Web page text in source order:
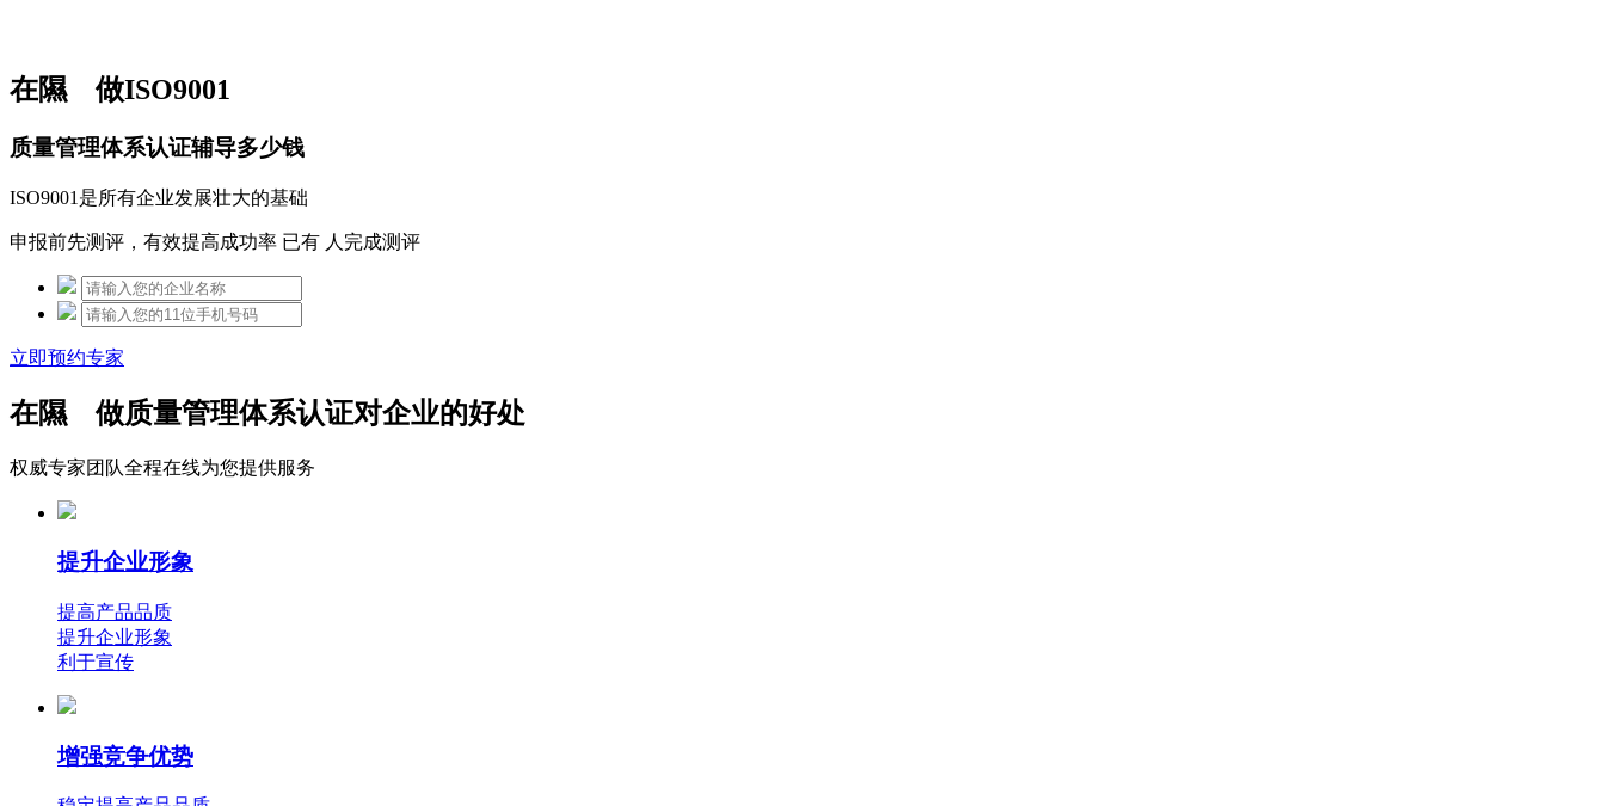
在隰 做ISO9001
质量管理体系认证辅导多少钱
ISO9001是所有企业发展壮大的基础
申报前先测评，有效提高成功率 已有 人完成测评
立即预约专家
在隰 做质量管理体系认证对企业的好处
权威专家团队全程在线为您提供服务
提升企业形象
提高产品品质
提升企业形象
利于宣传
增强竞争优势